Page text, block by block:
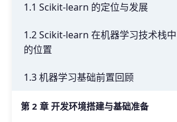
1.1 Scikit-learn 的定位与发展
1.2 Scikit-learn 在机器学习技术栈中
的位置
1.3 机器学习基础前置回顾
第 2 章 开发环境搭建与基础准备